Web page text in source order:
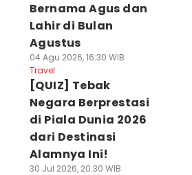
Bernama Agus dan
Lahir di Bulan
Agustus
04 Agu 2026, 16:30 WIB
Travel
[QUIZ] Tebak
Negara Berprestasi
di Piala Dunia 2026
dari Destinasi
Alamnya Ini!
30 Jul 2026, 20:30 WIB